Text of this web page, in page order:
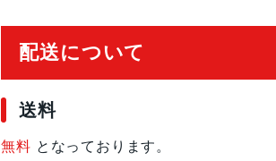
配送について
送料
無料 となっております。